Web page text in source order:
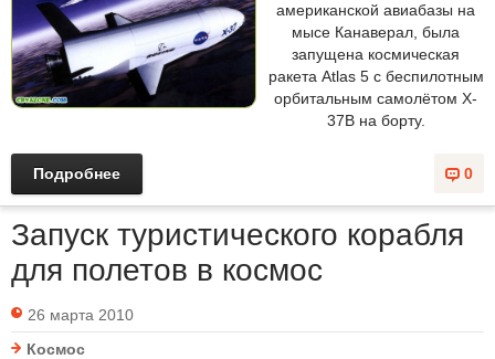
американской авиабазы на
мысе Канаверал, была
запущена космическая
ракета Atlas 5 с беспилотным
орбитальным самолётом X-
37B на борту.
0
Подробнее
Запуск туристического корабля
для полетов в космос
26 марта 2010
Космос